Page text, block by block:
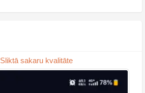
Sliktā sakaru kvalitāte